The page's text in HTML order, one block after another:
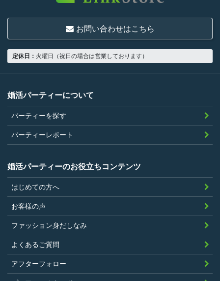
18歳以上の独身者であること
男性は収入があること
当社の指定する環境でサービスを利用で
当社が企画するパーティープランに設定
されている年齢条件にあてはまっている
こと。
参加条件があり証明書が必要なパーティ
ーは、その条件にあてはまっており且つ
弊社が希望する証明書を持参できるこ
過去に、当社運営サービスにおいて、不
正行為、ストーカー行為、クレジットカ
ードの不正利用その他問題のある行為を
したことがないこと
暴力団等の反社会的勢力の関係者でな
く、また、法令違反あるいは公序良俗違
反行為等反社会的活動を行ったことがな
お問い合わせはこちら
定休日： 火曜日（祝日の場合は営業しております）
婚活パーティーについて
パーティーを探す
パーティーレポート
婚活パーティーのお役立ちコンテンツ
はじめての方へ
お客様の声
ファッション身だしなみ
よくあるご質問
アフターフォロー